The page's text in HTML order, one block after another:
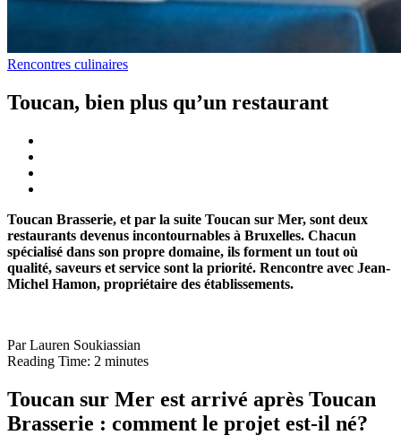
Rencontres culinaires
Toucan, bien plus qu’un restaurant
Toucan Brasserie, et par la suite Toucan sur Mer, sont deux
restaurants devenus incontournables à Bruxelles. Chacun
spécialisé dans son propre domaine, ils forment un tout où
qualité, saveurs et service sont la priorité. Rencontre avec Jean-
Michel Hamon, propriétaire des établissements.
Par Lauren Soukiassian
Reading Time: 2 minutes
Toucan sur Mer est arrivé après Toucan
Brasserie : comment le projet est-il né?